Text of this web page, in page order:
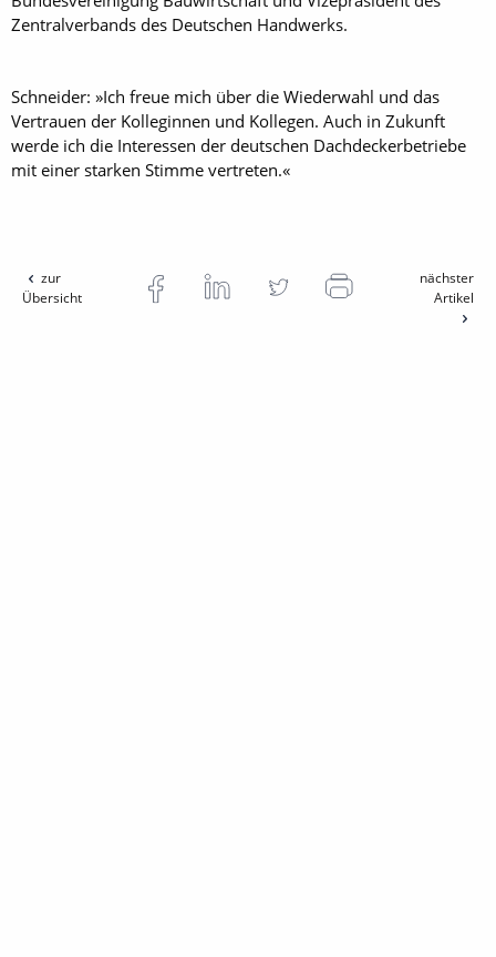
Zentralverbands des Deutschen Handwerks.
Schneider: »Ich freue mich über die Wiederwahl und das
Vertrauen der Kolleginnen und Kollegen. Auch in Zukunft
werde ich die Interessen der deutschen Dachdeckerbetriebe
mit einer starken Stimme vertreten.«
zur
Übersicht
nächster
Artikel